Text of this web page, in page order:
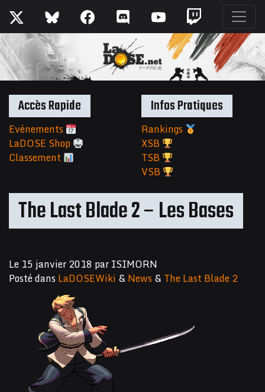
The Last Blade 2 – Les Bases
Le 15 janvier 2018 parISIMORN
Posté dansLaDOSEWiki & News& The Last Blade 2
Accès Rapide
Evénements
LaDOSE Shop
Classement
Infos Pratiques
Rankings
XSB
TSB
VSB